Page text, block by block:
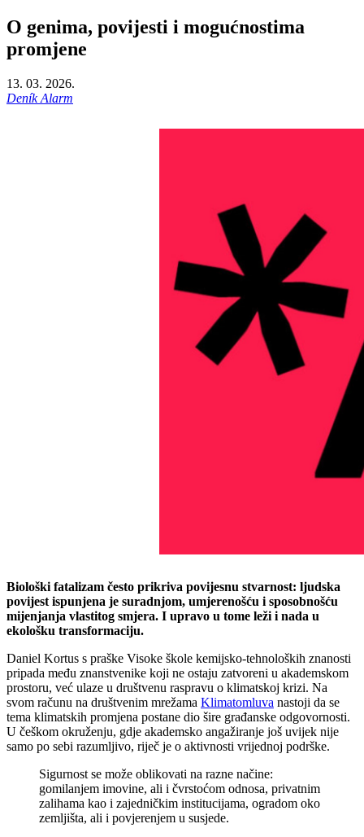
O genima, povijesti i mogućnostima
promjene
13. 03. 2026.
Deník Alarm
Biološki fatalizam često prikriva povijesnu stvarnost: ljudska
povijest ispunjena je suradnjom, umjerenošću i sposobnošću
mijenjanja vlastitog smjera. I upravo u tome leži i nada u
ekološku transformaciju.
Daniel Kortus s praške Visoke škole kemijsko-tehnoloških znanosti
pripada među znanstvenike koji ne ostaju zatvoreni u akademskom
prostoru, već ulaze u društvenu raspravu o klimatskoj krizi. Na
svom računu na društvenim mrežama Klimatomluva nastoji da se
tema klimatskih promjena postane dio šire građanske odgovornosti.
U češkom okruženju, gdje akademsko angažiranje još uvijek nije
samo po sebi razumljivo, riječ je o aktivnosti vrijednoj podrške.
Sigurnost se može oblikovati na razne načine:
gomilanjem imovine, ali i čvrstoćom odnosa, privatnim
zalihama kao i zajedničkim institucijama, ogradom oko
zemljišta, ali i povjerenjem u susjede.